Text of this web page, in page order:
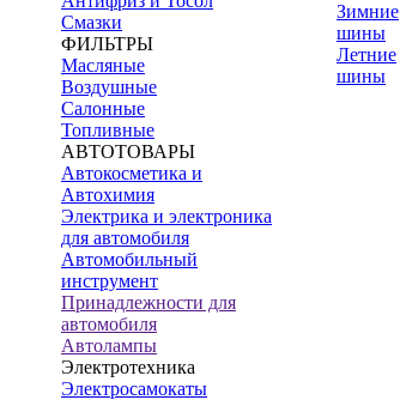
Смазки
ФИЛЬТРЫ
Масляные
Воздушные
Салонные
Топливные
АВТОТОВАРЫ
Автокосметика и
Автохимия
Электрика и электроника
для автомобиля
Автомобильный
инструмент
Принадлежности для
автомобиля
Автолампы
Электротехника
Электросамокаты
Зимние
шины
Летние
шины